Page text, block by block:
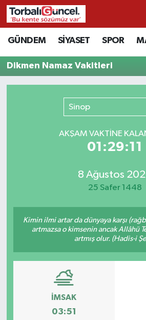
GÜNDEM SİYASET SPOR
Dikmen Namaz Vakitleri
Sinop
AKŞAM VAKTİNE
01:29:11
8 Ağustos
25 Safer 1448
Kimin ilmi artar da dünyaya karşı
artmazsa o kimsenin ancak Allâhü
artmış olur. (Hadis-i
İMSAK
03:51
İzmir Nöbetçi Eczaneler
İzmir Hava Durumu
İzmir Trafik Yoğunluk
Süper Lig Puan Durumu ve
Tüm Manşetler
Haber Arşivi